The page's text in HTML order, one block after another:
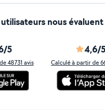
nous évaluent
5
48731 avis
4,6/5
Calculé à partir de